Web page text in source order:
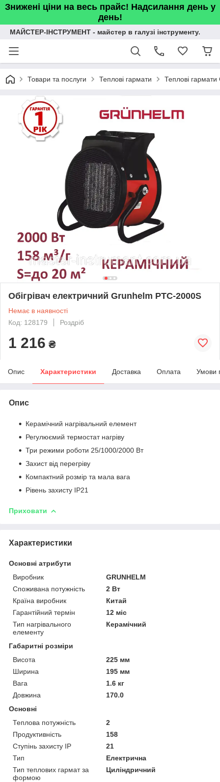
Знижені ціни на весь прайс! Надсилання день у
день!
МАЙСТЕР-ІНСТРУМЕНТ - майстер в галузі інструменту.
Товари та послуги Теплові гармати Теплові
Обігрівач електричний Grunhelm РТС-2000S
Немає в наявності
Код: 128179
Роздріб
1 216 ₴
Опис Характеристики Доставка Оплата Умови
Опис
Керамічний нагрівальний елемент
Регулюємий термостат нагріву
Три режими роботи 25/1000/2000 Вт
Захист від перегріву
Компактний розмір та мала вага
Рівень захисту IP21
Приховати
Характеристики
Основні атрибути
Виробник
GRUNHELM
Споживана потужність
2 Вт
Країна виробник
Китай
Гарантійний термін
12 міс
Тип нагрівального
елементу
Керамічний
Габаритні розміри
Висота
225 мм
Ширина
195 мм
Вага
1.6 кг
Довжина
170.0
Основні
Теплова потужність
2
Продуктивність
158
Ступінь захисту IP
21
Тип
Електрична
Тип теплових гармат за
формою
Циліндричний